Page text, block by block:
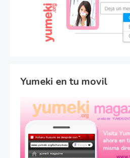
Yumeki en tu movil